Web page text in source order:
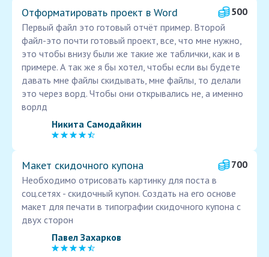
Отформатировать проект в Word
500
Первый файл это готовый отчёт пример. Второй
файл-это почти готовый проект, все, что мне нужно,
это чтобы внизу были же такие же таблички, как и в
примере. А так же я бы хотел, чтобы если вы будете
давать мне файлы скидывать, мне файлы, то делали
это через ворд. Чтобы они открывались не, а именно
ворлд
Никита Самодайкин
Макет скидочного купона
700
Необходимо отрисовать картинку для поста в
соц.сетях - скидочный купон. Создать на его основе
макет для печати в типографии скидочного купона с
двух сторон
Павел Захарков